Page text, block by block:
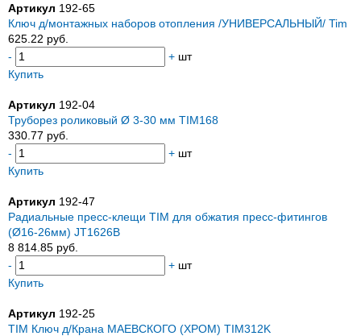
Артикул 192-65
Ключ д/монтажных наборов отопления /УНИВЕРСАЛЬНЫЙ/ Tim
625.22 руб.
-
+ шт
Купить
Артикул 192-04
Труборез роликовый Ø 3-30 мм TIM168
330.77 руб.
-
+ шт
Купить
Артикул 192-47
Радиальные пресс-клещи TIM для обжатия пресс-фитингов
(Ø16-26мм) JT1626B
8 814.85 руб.
-
+ шт
Купить
Артикул 192-25
TIM Ключ д/Крана МАЕВСКОГО (ХРОМ) TIM312K